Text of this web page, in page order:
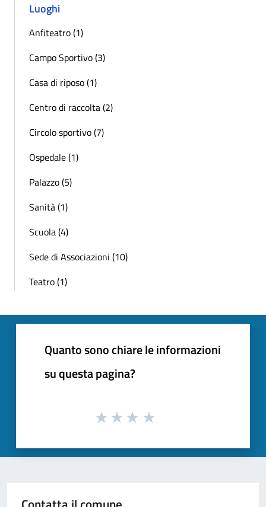
Luoghi
Anfiteatro (1)
Campo Sportivo (3)
Casa di riposo (1)
Centro di raccolta (2)
Circolo sportivo (7)
Ospedale (1)
Palazzo (5)
Sanità (1)
Scuola (4)
Sede di Associazioni (10)
Teatro (1)
Quanto sono chiare le informazioni
su questa pagina?